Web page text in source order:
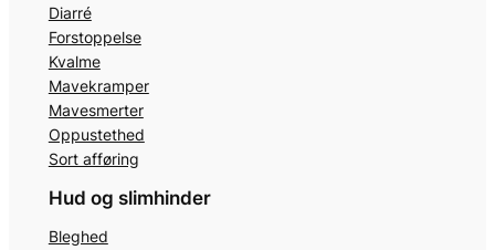
Diarré
Forstoppelse
Kvalme
Mavekramper
Mavesmerter
Oppustethed
Sort afføring
Hud og slimhinder
Bleghed